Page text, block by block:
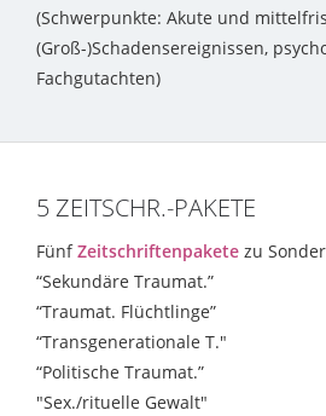
(Schwerpunkte: Akute und
(Groß-)Schadensereignissen,
Fachgutachten)
5 ZEITSCHR.-PAKETE
FünfZeitschriftenpakete zu
“Sekundäre Traumat.”
“Traumat. Flüchtlinge”
“Transgenerationale T."
“Politische Traumat.”
"Sex./rituelle Gewalt"